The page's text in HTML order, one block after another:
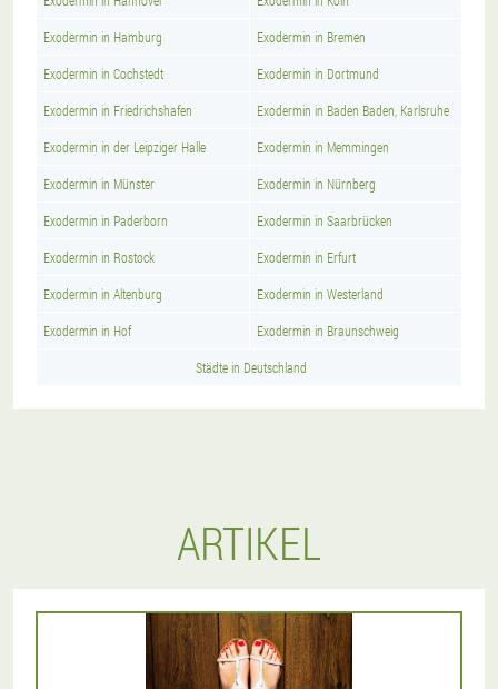
Exodermin in Hamburg Exodermin in Bremen
Exodermin in Cochstedt Exodermin in Dortmund
Exodermin in Friedrichshafen Exodermin in Baden Baden, Karlsruhe
Exodermin in der Leipziger Halle Exodermin in Memmingen
Exodermin in Münster Exodermin in Nürnberg
Exodermin in Paderborn Exodermin in Saarbrücken
Exodermin in Rostock Exodermin in Erfurt
Exodermin in Altenburg Exodermin in Westerland
Exodermin in Hof Exodermin in Braunschweig
Städte in Deutschland
ARTIKEL